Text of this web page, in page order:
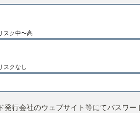
スク中〜高
スクなし
行会社のウェブサイト等にてパスワー